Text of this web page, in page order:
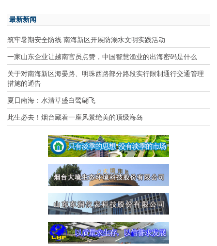
最新新闻
筑牢暑期安全防线 南海新区开展防溺水文明实践活动
一家山东企业让越南官员点赞，中国智慧渔业的出海密码是什么
关于对南海新区海晏路、明珠西路部分路段实行限制通行交通管理
措施的通告
夏日南海：水清草盛白鹭翩飞
此生必去！烟台藏着一座风景绝美的顶级海岛